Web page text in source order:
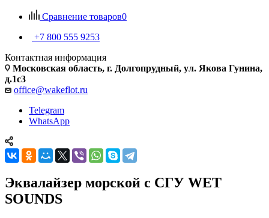
Сравнение товаров0
+7 800 555 9253
Контактная информация
Московская область, г. Долгопрудный, ул. Якова Гунина,
д.1с3
office@wakeflot.ru
Telegram
WhatsApp
Эквалайзер морской с СГУ WET
SOUNDS